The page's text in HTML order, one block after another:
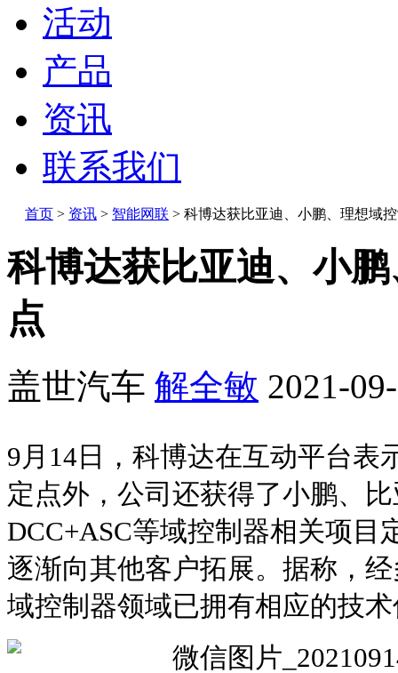
活动
产品
资讯
联系我们
首页 > 资讯 > 智能网联 > 科博达获比亚迪、小鹏、理想域
科博达获比亚迪、小
点
盖世汽车 解全敏 2021-
9月14日，科博达在互动平台表
定点外，公司还获得了小鹏、
DCC+ASC等域控制器相关项目
逐渐向其他客户拓展。据称，
域控制器领域已拥有相应的技